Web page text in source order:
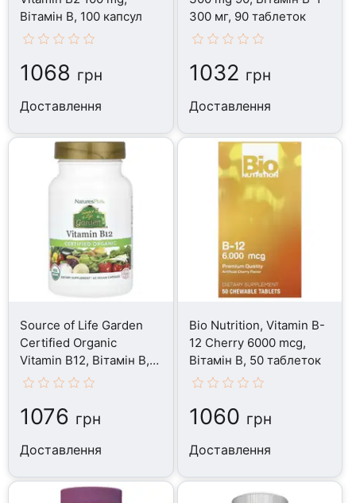
Вітамін B, 100 капсул
1068 грн
Доставлення
300 мг, 90 таблеток
1032 грн
Доставлення
Source of Life Garden
Certified Organic
Vitamin B12, Вітамін B,
60 капсул
1076 грн
Доставлення
Bio Nutrition, Vitamin B-
12 Cherry 6000 mcg,
Вітамін B, 50 таблеток
1060 грн
Доставлення